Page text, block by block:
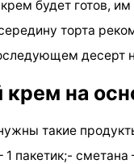
крем будет готов,
торта
десерт
крем на
такие
пакетик;-